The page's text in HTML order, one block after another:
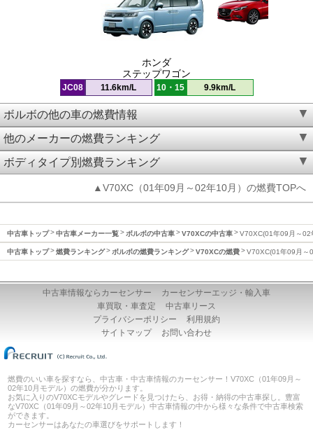
ホンダ
ステップワゴン
JC08 11.6km/L 10・15 9.9km/L
ボルボの他の車の燃費情報
他のメーカーの燃費ランキング
ボディタイプ別燃費ランキング
▲V70XC（01年09月～02年10月）の燃費TOPへ
中古車トップ 中古車メーカー一覧 ボルボの中古車 V70XCの中古車 V70XC(01年09月～02
中古車トップ 燃費ランキング ボルボの燃費ランキング V70XCの燃費 V70XC(01年09月～
中古車情報ならカーセンサー
カーセンサーエッジ・輸入車
車買取・車査定
中古車リース
プライバシーポリシー
利用規約
サイトマップ
お問い合わせ
燃費のいい車を探すなら、中古車・中古車情報のカーセンサー！V70XC（01年09月～
02年10月モデル）の燃費が分かります。
お気に入りのV70XCモデルやグレードを見つけたら、お得・納得の中古車探し。豊富
なV70XC（01年09月～02年10月モデル）中古車情報の中から様々な条件で中古車検索
ができます。
カーセンサーはあなたの車選びをサポートします！